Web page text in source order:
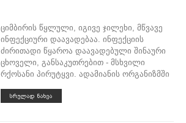
ციმბირის წყლული, იგივე ჯილეხი, მწვავე
ინფექციური დაავადებაა. ინფექციის
ძირითადი წყაროა დაავადებული შინაური
ცხოველი, განსაკუთრებით - მსხვილი
რქოსანი პირუტყვი. ადამიანის ორგანიზმში
ᲡᲠᲣᲚᲐᲓ ᲜᲐᲮᲕᲐ